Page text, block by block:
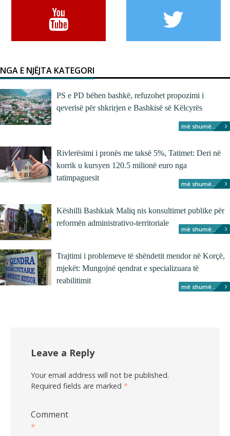
NGA E NJËJTA KATEGORI
PS e PD bëhen bashkë, refuzohet propozimi i
qeverisë për shkrirjen e Bashkisë së Këlcyrës
më shumë...
Rivlerësimi i pronës me taksë 5%, Tatimet: Deri në
korrik u kursyen 120.5 milionë euro nga
tatimpaguesit
më shumë...
Këshilli Bashkiak Maliq nis konsultimet publike për
reformën administrativo-territoriale
më shumë...
Trajtimi i problemeve të shëndetit mendor në Korçë,
mjekët: Mungojnë qendrat e specializuara të
reabilitimit
më shumë...
Leave a Reply
Your email address will not be published.
Required fields are marked *
Comment
*